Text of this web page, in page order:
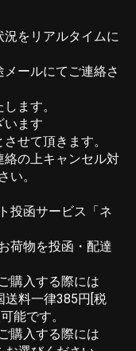
をリアルタイムに
ールにてご連絡さ
ます。
います
せて頂きます。
の上キャンセル対
い。
投函サービス「ネ
荷物を投函・配達
購入する際には
送料一律385円[税
能です。
購入する際には